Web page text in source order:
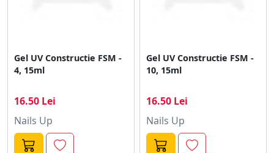
Gel UV Constructie FSM -
4, 15ml
16.50 Lei
Nails Up
Gel UV Constructie FSM -
10, 15ml
16.50 Lei
Nails Up